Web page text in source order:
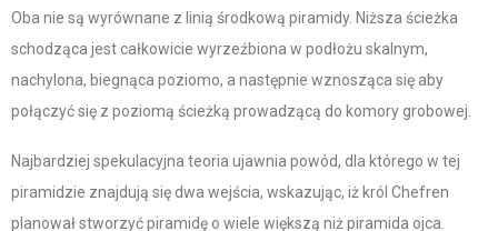
Oba nie są wyrównane z linią środkową piramidy. Niższa ścieżka
schodząca jest całkowicie wyrzeźbiona w podłożu skalnym,
nachylona, biegnąca poziomo, a następnie wznosząca się aby
połączyć się z poziomą ścieżką prowadzącą do komory grobowej.
Najbardziej spekulacyjna teoria ujawnia powód, dla którego w tej
piramidzie znajdują się dwa wejścia, wskazując, iż król Chefren
planował stworzyć piramidę o wiele większą niż piramida ojca